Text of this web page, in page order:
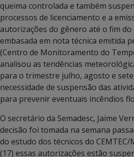
queima controlada e também
processos de licenciamento e a
autorizações do gênero até o fim do
embasada em nota técnica emitida
(Centro de Monitoramento do
analisou as tendências
para o trimestre julho, agosto e
necessidade de suspensão das
para prevenir eventuais incêndios
O secretário da Semadesc, Jaime
decisão foi tomada na semana
do estudo dos técnicos do CEMTEC/
(17) essas autorizações estão